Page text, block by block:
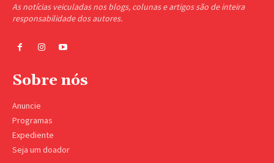
As notícias veiculadas nos blogs, colunas e artigos são de inteira
responsabilidade dos autores.
Sobre nós
Anuncie
Programas
Expediente
Seja um doador